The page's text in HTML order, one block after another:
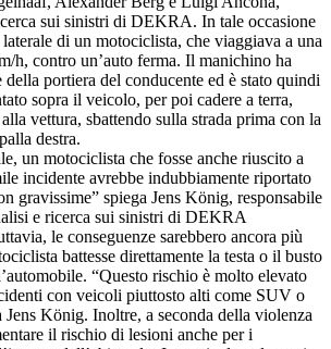
sui sinistri di DEKRA. In tale occasione
di un motociclista, che viaggiava a una
h, contro un’auto ferma. Il manichino ha
della portiera del conducente ed è stato quindi
sopra il veicolo, per poi cadere a terra,
vettura, sbattendo sulla strada prima con la
destra.
un motociclista che fosse anche riuscito a
incidente avrebbe indubbiamente riportato
gravissime” spiega Jens König, responsabile
e ricerca sui sinistri di DEKRA
le conseguenze sarebbero ancora più
battesse direttamente la testa o il busto
“Questo rischio è molto elevato
con veicoli piuttosto alti come SUV o
Jens König. Inoltre, a seconda della violenza
il rischio di lesioni anche per i